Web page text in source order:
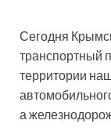
Сегодня
транспортный
территории
а